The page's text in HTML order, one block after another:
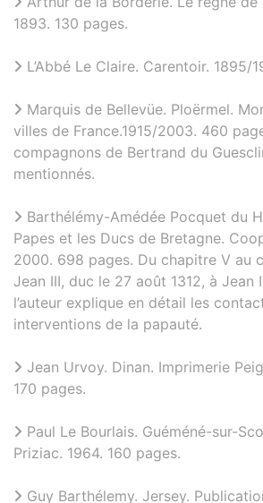
1893. 130 pages.
L’Abbé Le Claire. Carentoir. 1895/
Marquis de Bellevüe. Ploërmel.
villes de France.1915/2003. 460
compagnons de Bertrand du
mentionnés.
Barthélémy-Amédée Pocquet du
Papes et les Ducs de Bretagne.
2000. 698 pages. Du chapitre V au
Jean III, duc le 27 août 1312, à Jean
l’auteur explique en détail les
interventions de la papauté.
Jean Urvoy. Dinan. Imprimerie
170 pages.
Paul Le Bourlais. Guéméné-sur-
Priziac. 1964. 160 pages.
Guy Barthélemy. Jersey.